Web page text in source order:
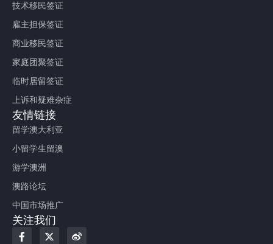
技术移民签证
雇主担保签证
商业移民签证
家庭团聚签证
临时居留签证
上诉和疑难杂症
友情链接
留学澳大利亚
小留学生留澳
游学澳洲
澳路论坛
中国市场推广
关注我们
F
a
X
-
W
e